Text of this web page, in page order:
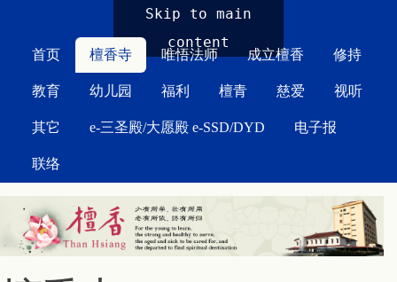
Skip to main
content
首页 檀香寺 唯悟法师 成立檀香 修持
教育 幼儿园 福利 檀青 慈爱 视听
其它 e-三圣殿/大愿殿 e-SSD/DYD 电子报
联络